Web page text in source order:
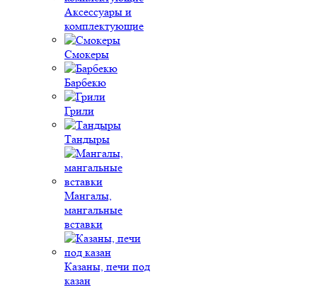
Аксессуары и
комплектующие
Смокеры
Барбекю
Грили
Тандыры
Мангалы,
мангальные
вставки
Казаны, печи под
казан